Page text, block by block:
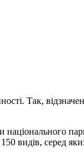
Так,
видів, серед